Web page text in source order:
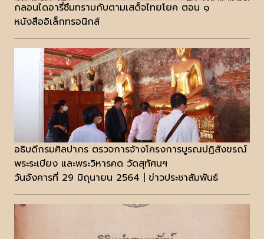
กลอนไดอารี่ซึมทราบกับตามเสด็จไทยโยค ตอน ๑
หนังสืออิเล็กทรอนิกส์
อธิบดีกรมศิลปากร ตรวจการจ้างโครงการบูรณปฏิสังขรณ์
พระระเบียง และพระวิหารคด วัดสุทัศนฯ
วันอังคารที่ 29 มิถุนายน 2564 | ข่าวประชาสัมพันธ์